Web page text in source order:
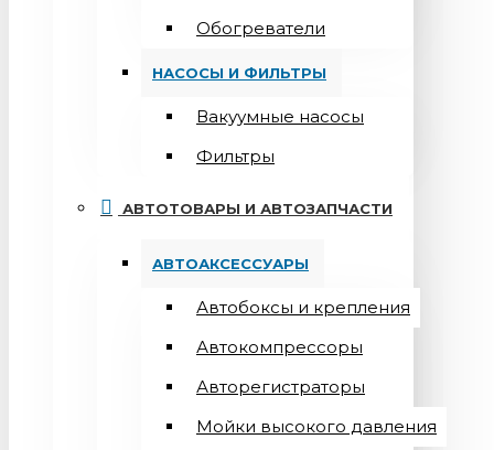
Обогреватели
НАСОСЫ И ФИЛЬТРЫ
Вакуумные насосы
Фильтры
АВТОТОВАРЫ И АВТОЗАПЧАСТИ
АВТОАКСЕССУАРЫ
Автобоксы и крепления
Автокомпрессоры
Авторегистраторы
Мойки высокого давления